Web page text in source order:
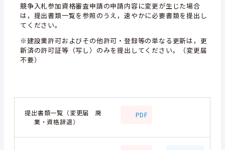
競争入札参加資格審査申請の申請内容に変更が生じた場合
は，提出書類一覧を参照のうえ，速やかに必要書類を提出し
てください。
※建設業許可およびその他許可・登録等の単なる更新は，更
新済の許可証等（写し） のみを提出してください。（変更届
不要）
提出書類一覧（変更届 廃
業・資格辞退）
PDF